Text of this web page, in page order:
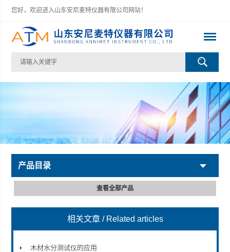
您好，欢迎进入山东安尼麦特仪器有限公司网站！
产品目录
查看全部产品
相关文章 / Related articles
木材水分测试仪的应用